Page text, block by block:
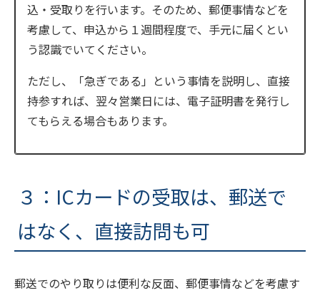
込・受取りを行います。そのため、郵便事情などを
考慮して、申込から１週間程度で、手元に届くとい
う認識でいてください。
ただし、「急ぎである」という事情を説明し、直接
持参すれば、翌々営業日には、電子証明書を発行し
てもらえる場合もあります。
３：ICカードの受取は、郵送で
はなく、直接訪問も可
郵送でのやり取りは便利な反面、郵便事情などを考慮す